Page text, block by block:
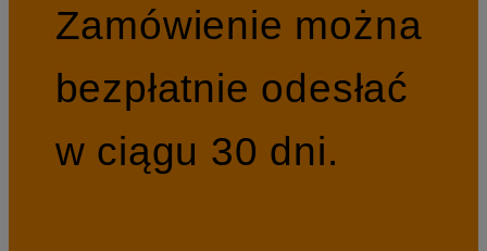
Zamówienie można
bezpłatnie odesłać
w ciągu 30 dni.